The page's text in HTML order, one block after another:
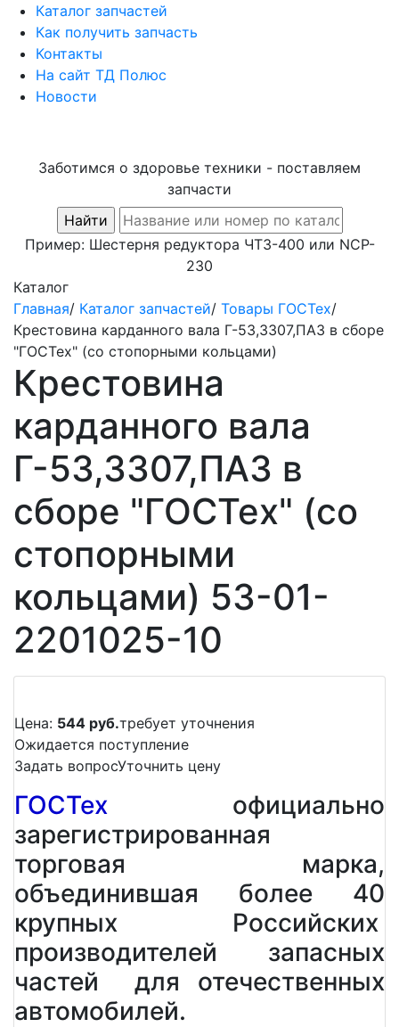
Каталог запчастей
Как получить запчасть
Контакты
На сайт ТД Полюс
Новости
Заботимся о здоровье техники - поставляем
запчасти
Пример: Шестерня редуктора ЧТЗ-400 или NCP-
230
Каталог
Главная/ Каталог запчастей/ Товары ГОСТех/
Крестовина карданного вала Г-53,3307,ПАЗ в сборе
"ГОСТех" (со стопорными кольцами)
Крестовина
карданного вала
Г-53,3307,ПАЗ в
сборе "ГОСТех" (со
стопорными
кольцами) 53-01-
2201025-10
Цена: 544 руб.требует уточнения
Ожидается поступление
Задать вопросУточнить цену
ГОСТех официально
зарегистрированная
торговая марка,
объединившая более 40
крупных Российских
производителей запасных
частей для отечественных
автомобилей.